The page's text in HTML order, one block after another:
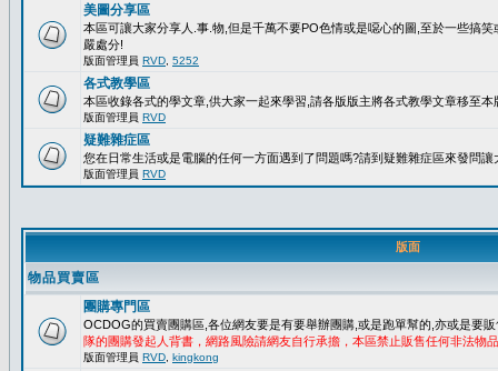
美圖分享區
本區可讓大家分享人.事.物,但是千萬不要PO色情或是噁心的圖,至於一些搞
嚴處分!
版面管理員 RVD 5252
各式教學區
本區收錄各式的學文章,供大家一起來學習,請各版版主將各式教學文章移至本
版面管理員 RVD
疑難雜症區
您在日常生活或是電腦的任何一方面遇到了問題嗎?請到疑難雜症區來發問讓
版面管理員 RVD
版面
物品買賣區
團購專門區
OCDOG的買賣團購區,各位網友要是有要舉辦團購,或是跑單幫的,亦或是要
隊的團購發起人背書，網路風險請網友自行承擔，本區禁止販售任何非法物
版面管理員 RVD kingkong